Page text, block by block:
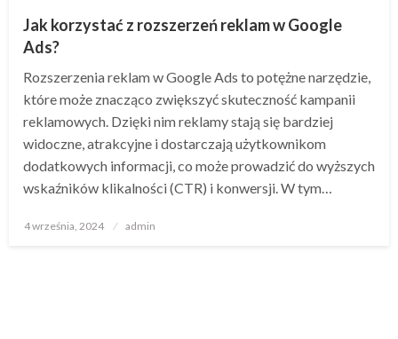
Jak korzystać z rozszerzeń reklam w Google
Ads?
Rozszerzenia reklam w Google Ads to potężne narzędzie,
które może znacząco zwiększyć skuteczność kampanii
reklamowych. Dzięki nim reklamy stają się bardziej
widoczne, atrakcyjne i dostarczają użytkownikom
dodatkowych informacji, co może prowadzić do wyższych
wskaźników klikalności (CTR) i konwersji. W tym…
Opublikowane
4 września, 2024 admin